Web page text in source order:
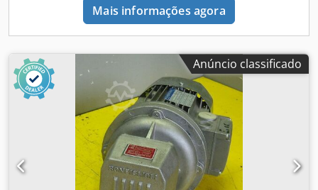
Mais informações agora
Anúncio classificado